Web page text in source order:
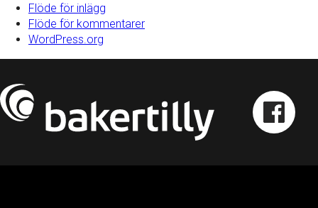
Flöde för inlägg
Flöde för kommentarer
WordPress.org